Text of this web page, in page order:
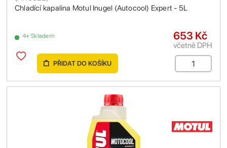
Chladící kapalina Motul Inugel (Autocool) Expert - 5L
4+ Skladem 653 Kč
včetně DPH
PŘIDAT DO KOŠÍKU